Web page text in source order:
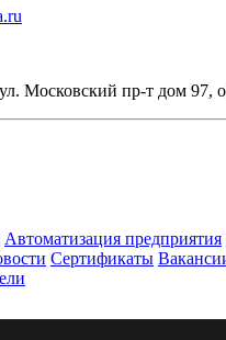
Московский пр-т дом 97,
Автоматизация предприятия
Сертификаты